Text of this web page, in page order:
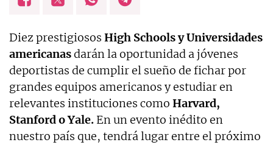
Diez prestigiosos High Schools y Universidades
americanasdarán la oportunidad a jóvenes
deportistas de cumplir el sueño de fichar por
grandes equipos americanos y estudiar en
relevantes instituciones como Harvard,
Stanford o Yale. En un evento inédito en
nuestro país que, tendrá lugar entre el próximo